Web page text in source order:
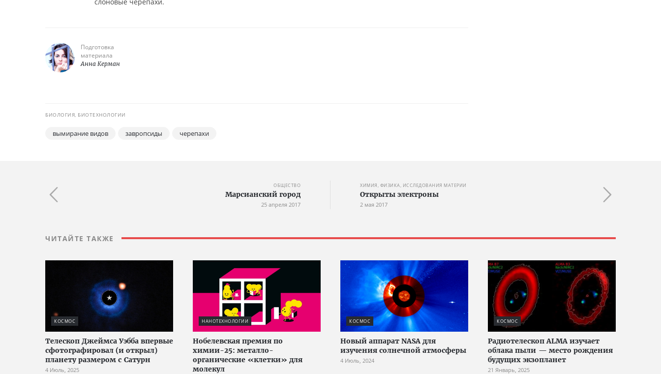
Подготовка
материала
Анна Керман
БИОЛОГИЯ, БИОТЕХНОЛОГИИ
вымирание видов завропсиды черепахи
ОБЩЕСТВО
Марсианский город
25 апреля 2017
ХИМИЯ, ФИЗИКА, ИССЛЕДОВАНИЯ МАТЕРИИ
Открыты электроны
2 мая 2017
ЧИТАЙТЕ ТАКЖЕ
КОСМОС
Телескоп Джеймса Уэбба впервые
сфотографировал (и открыл)
планету размером с Сатурн
4 Июль, 2025
НАНОТЕХНОЛОГИИ
Нобелевская премия по
химии-25: металло-
органические «клетки» для
молекул
КОСМОС
Новый аппарат NASA для
изучения солнечной атмосферы
4 Июль, 2024
КОСМОС
Радиотелескоп ALMA изучает
облака пыли — место рождения
будущих экзопланет
21 Январь, 2025